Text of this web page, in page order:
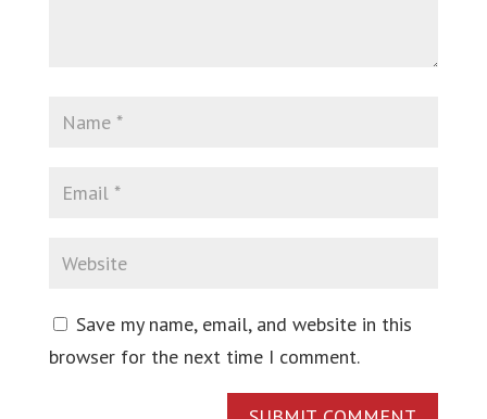
Save my name, email, and website in this
browser for the next time I comment.